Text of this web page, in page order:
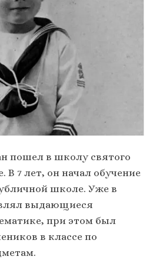
пошел в школу святого
В 7 лет, он начал обучение
школе. Уже в
выдающиеся
при этом был
в классе по